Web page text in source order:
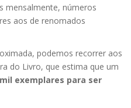
mensalmente, números
aos de renomados
podemos recorrer aos
do Livro, que estima que um
exemplares para ser